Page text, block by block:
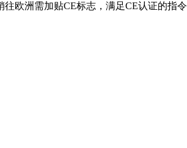
欧洲需加贴CE标志，满足CE认证的指令